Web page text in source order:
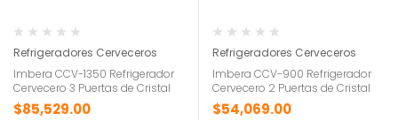
Refrigeradores Cerveceros
Imbera CCV-1350 Refrigerador
Cervecero 3 Puertas de Cristal
$85,529.00
Refrigeradores Cerveceros
Imbera CCV-900 Refrigerador
Cervecero 2 Puertas de Cristal
$54,069.00